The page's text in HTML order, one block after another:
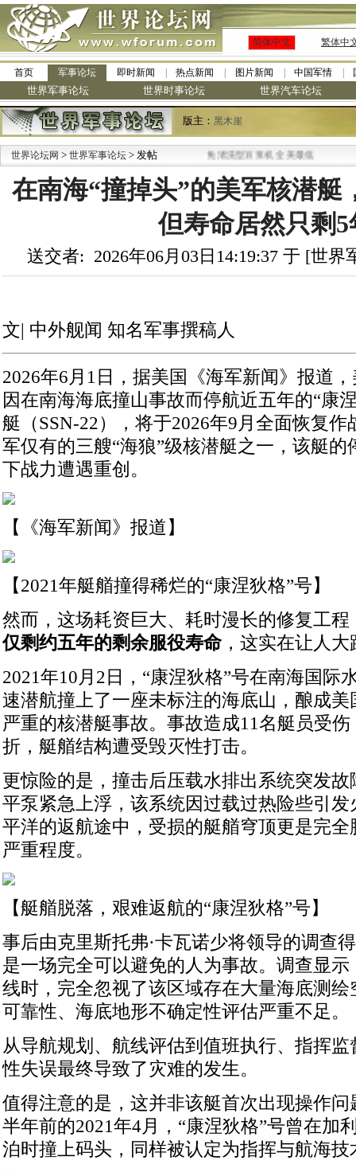
简体中文 繁体中
首页 军事论坛 即时新闻 热点新闻 图片新闻 中国军情
世界军事论坛 世界时事论坛 世界汽车论坛
版主： 黑木崖
世界论坛网 > 世界军事论坛 > 发帖
·九阳全新免清洗型豆浆机 全美最低
在南海“撞掉头”的美军核潜艇
但寿命居然只剩5
送交者: 2026年06月03日14:19:37 于 [世
文| 中外舰闻 知名军事撰稿人
2026年6月1日，据美国《海军新闻》报道
因在南海海底撞山事故而停航近五年的“康
艇（SSN-22），将于2026年9月全面恢复
军仅有的三艘“海狼”级核潜艇之一，该艇
下战力遭遇重创。
【《海军新闻》报道】
【2021年艇艏撞得稀烂的“康涅狄格”号】
然而，这场耗资巨大、耗时漫长的修复工
仅剩约五年的剩余服役寿命，这实在让人大
2021年10月2日，“康涅狄格”号在南海国际
速潜航撞上了一座未标注的海底山，酿成
严重的核潜艇事故。事故造成11名艇员受
折，艇艏结构遭受毁灭性打击。
更惊险的是，撞击后压载水排出系统突发
平泵紧急上浮，该系统因过载过热险些引
平洋的返航途中，受损的艇艏穹顶更是完
严重程度。
【艇艏脱落，艰难返航的“康涅狄格”号】
事后由克里斯托弗·卡瓦诺少将领导的调查
是一场完全可以避免的人为事故。调查显
线时，完全忽视了该区域存在大量海底测
可靠性、海底地形不确定性评估严重不足。
从导航规划、航线评估到值班执行、指挥
性失误最终导致了灾难的发生。
值得注意的是，这并非该艇首次出现操作
半年前的2021年4月，“康涅狄格”号曾在加
泊时撞上码头，同样被认定为指挥与航海技